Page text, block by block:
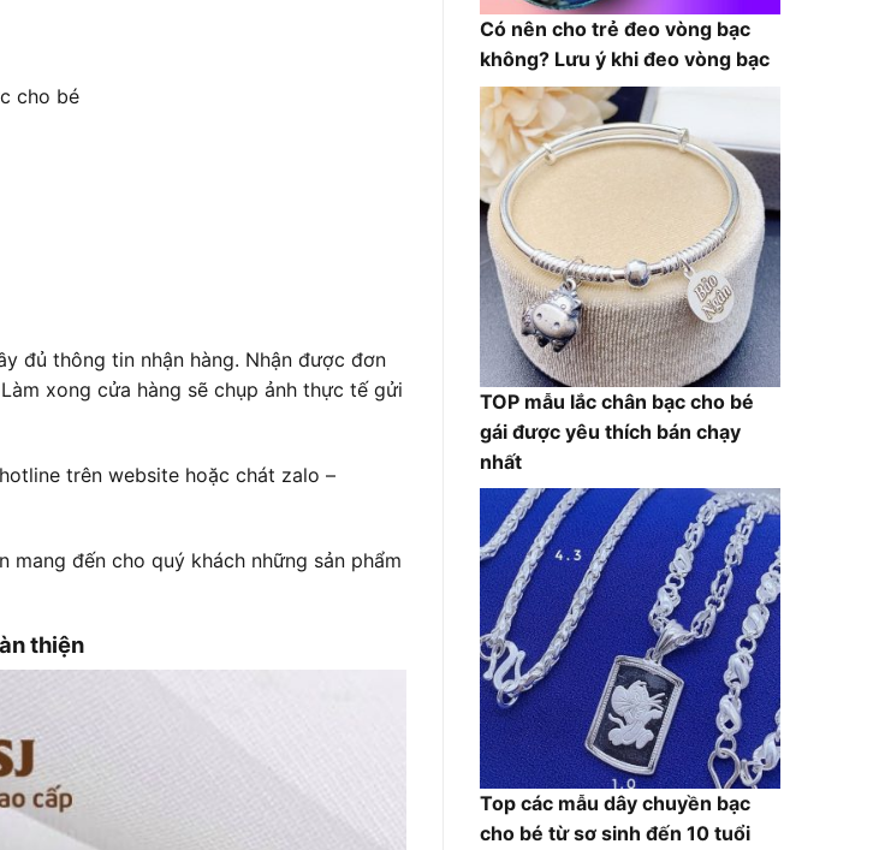
Có nên cho trẻ đeo vòng bạc
không? Lưu ý khi đeo vòng bạc
TOP mẫu lắc chân bạc cho bé
gái được yêu thích bán chạy
nhất
Top các mẫu dây chuyền bạc
cho bé từ sơ sinh đến 10 tuổi
cho bé
đủ thông tin nhận hàng. Nhận được đơn
xong cửa hàng sẽ chụp ảnh thực tế gửi
trên website hoặc chát zalo –
mang đến cho quý khách những sản phẩm
thiện